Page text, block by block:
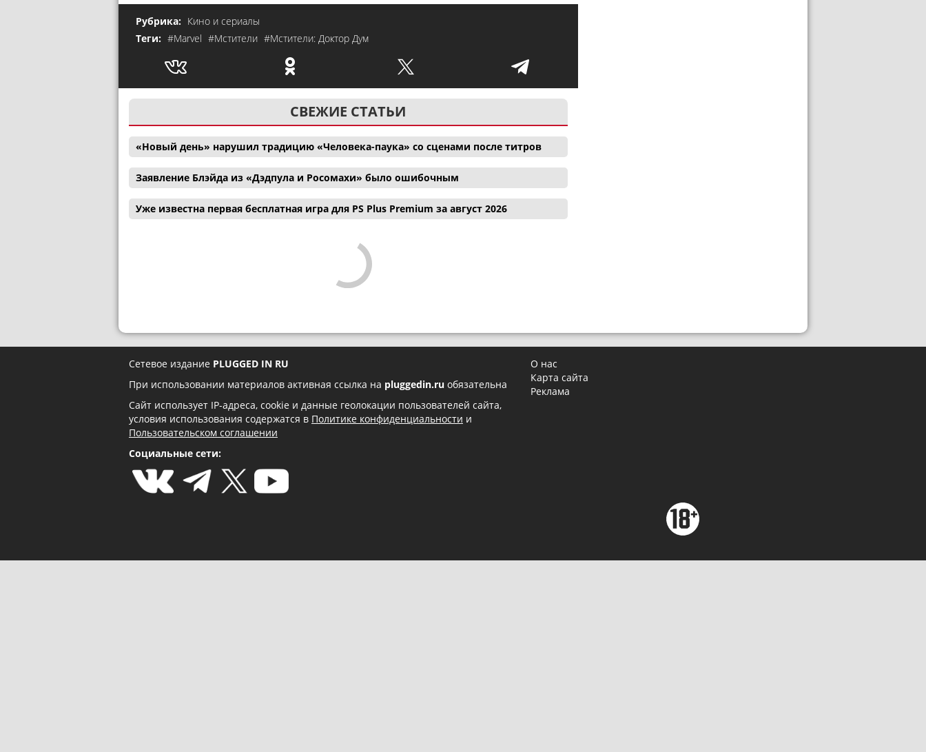
Рубрика: Кино и сериалы
Теги: #Marvel #Мстители #Мстители: Доктор Дум
СВЕЖИЕ СТАТЬИ
«Новый день» нарушил традицию «Человека-паука» со сценами после титров
Заявление Блэйда из «Дэдпула и Росомахи» было ошибочным
Уже известна первая бесплатная игра для PS Plus Premium за август 2026
Сетевое издание PLUGGED IN RU
При использовании материалов активная ссылка на pluggedin.ru обязательна
Сайт использует IP-адреса, cookie и данные геолокации пользователей сайта,
условия использования содержатся в Политике конфиденциальности и
Пользовательском соглашении
Социальные сети:
О нас
Карта сайта
Реклама